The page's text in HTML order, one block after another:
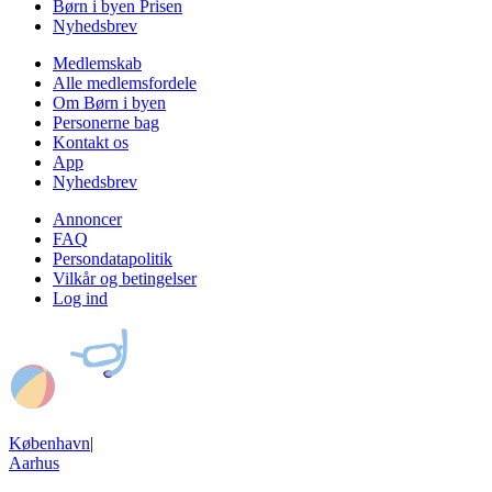
Børn i byen Prisen
Nyhedsbrev
Medlemskab
Alle medlemsfordele
Om Børn i byen
Personerne bag
Kontakt os
App
Nyhedsbrev
Annoncer
FAQ
Persondatapolitik
Vilkår og betingelser
Log ind
København|
Aarhus